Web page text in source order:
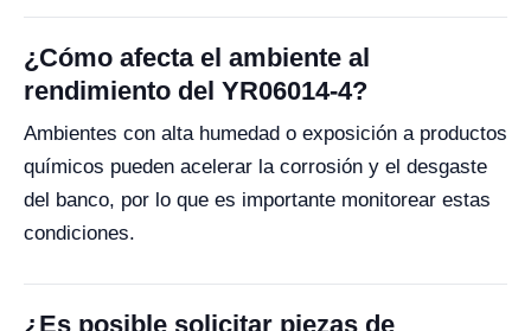
¿Cómo afecta el ambiente al
rendimiento del YR06014-4?
Ambientes con alta humedad o exposición a productos
químicos pueden acelerar la corrosión y el desgaste
del banco, por lo que es importante monitorear estas
condiciones.
¿Es posible solicitar piezas de